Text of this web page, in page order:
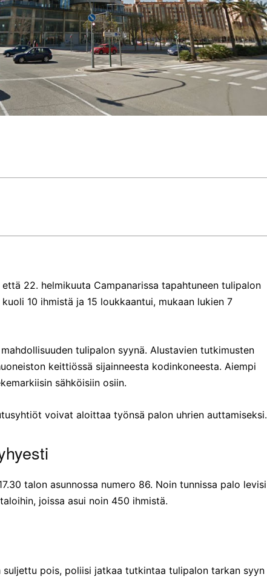
22. helmikuuta Campanarissa tapahtuneen tulipalon
10 ihmistä ja 15 loukkaantui, mukaan lukien 7
tulipalon syynä. Alustavien tutkimusten
keittiössä sijainneesta kodinkoneesta. Aiempi
sähköisiin osiin.
voivat aloittaa työnsä palon uhrien auttamiseksi.
talon asunnossa numero 86. Noin tunnissa palo levisi
joissa asui noin 450 ihmistä.
suljettu pois, poliisi jatkaa tutkintaa tulipalon tarkan syyn